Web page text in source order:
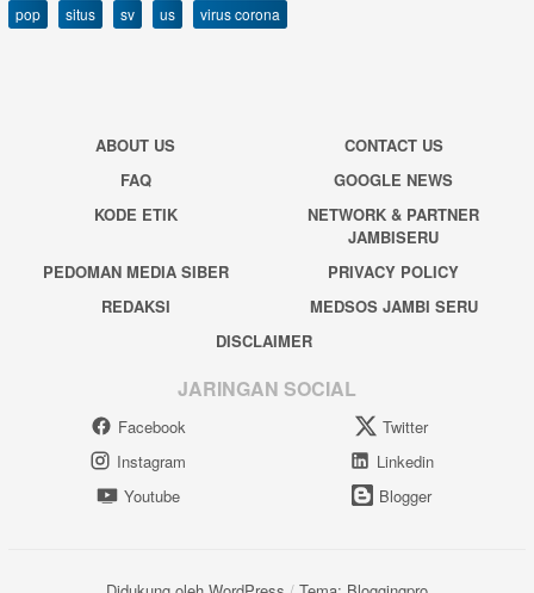
pop
situs sv us virus corona
ABOUT US
CONTACT US
FAQ
GOOGLE NEWS
KODE ETIK
NETWORK & PARTNER
JAMBISERU
PEDOMAN MEDIA SIBER
PRIVACY POLICY
REDAKSI
MEDSOS JAMBI SERU
DISCLAIMER
JARINGAN SOCIAL
Facebook
Twitter
Instagram
Linkedin
Youtube
Blogger